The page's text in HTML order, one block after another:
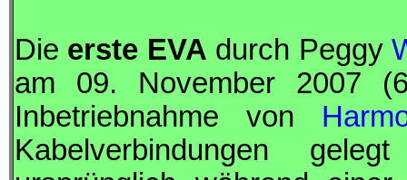
Die erste EVA durch Peggy
am 09. November 2007
Inbetriebnahme von
Kabelverbindungen